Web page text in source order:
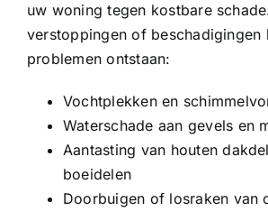
uw woning tegen kostbare
verstoppingen of beschadigingen
problemen ontstaan:
Vochtplekken en
Waterschade aan gevels en
Aantasting van houten
boeidelen
Doorbuigen of losraken van